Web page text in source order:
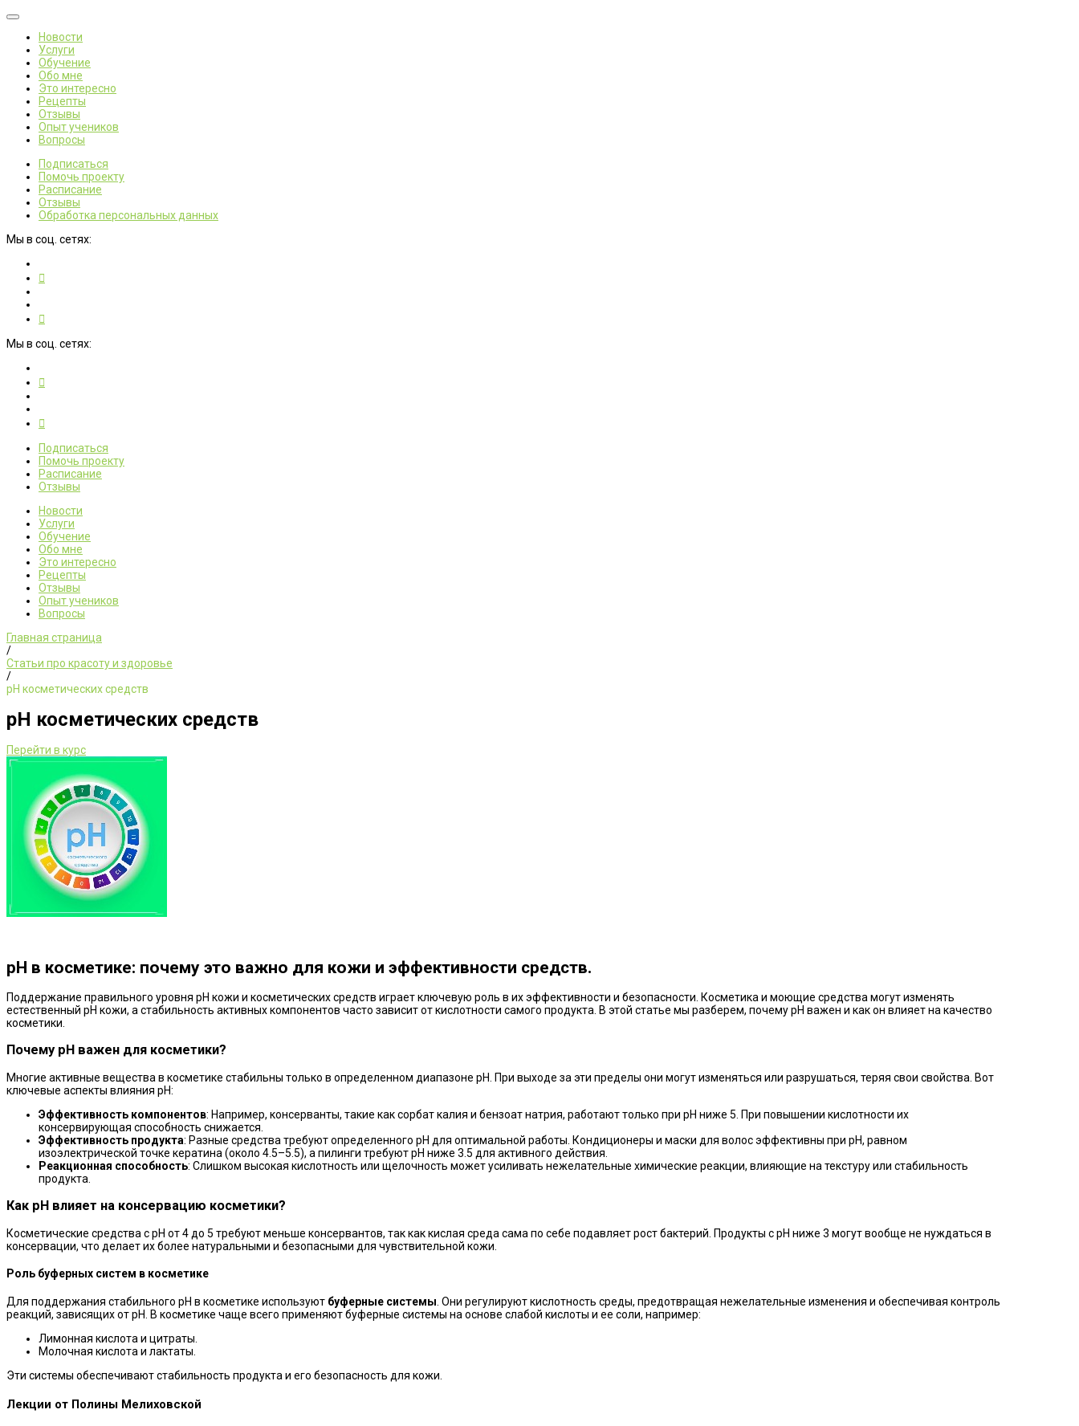
Новости
Услуги
Обучение
Обо мне
Это интересно
Рецепты
Отзывы
Опыт учеников
Вопросы
Подписаться
Помочь проекту
Расписание
Отзывы
Обработка персональных данных
Мы в соц. сетях:
Мы в соц. сетях:
Подписаться
Помочь проекту
Расписание
Отзывы
Новости
Услуги
Обучение
Обо мне
Это интересно
Рецепты
Отзывы
Опыт учеников
Вопросы
Главная страница
/
Статьи про красоту и здоровье
/
рН косметических средств
рН косметических средств
Перейти в курс
рН в косметике: почему это важно для кожи и эффективности средств.
Поддержание правильного уровня рН кожи и косметических средств играет ключевую роль в их эффективности и безопасности. Косметика и моющие средства могут изменять
естественный рН кожи, а стабильность активных компонентов часто зависит от кислотности самого продукта. В этой статье мы разберем, почему рН важен и как он влияет на качество
косметики.
Почему рН важен для косметики?
Многие активные вещества в косметике стабильны только в определенном диапазоне рН. При выходе за эти пределы они могут изменяться или разрушаться, теряя свои свойства. Вот
ключевые аспекты влияния рН:
Эффективность компонентов: Например, консерванты, такие как сорбат калия и бензоат натрия, работают только при рН ниже 5. При повышении кислотности их
консервирующая способность снижается.
Эффективность продукта: Разные средства требуют определенного рН для оптимальной работы. Кондиционеры и маски для волос эффективны при рН, равном
изоэлектрической точке кератина (около 4.5–5.5), а пилинги требуют рН ниже 3.5 для активного действия.
Реакционная способность: Слишком высокая кислотность или щелочность может усиливать нежелательные химические реакции, влияющие на текстуру или стабильность
продукта.
Как рН влияет на консервацию косметики?
Косметические средства с рН от 4 до 5 требуют меньше консервантов, так как кислая среда сама по себе подавляет рост бактерий. Продукты с рН ниже 3 могут вообще не нуждаться в
консервации, что делает их более натуральными и безопасными для чувствительной кожи.
Роль буферных систем в косметике
Для поддержания стабильного рН в косметике используют буферные системы . Они регулируют кислотность среды, предотвращая нежелательные изменения и обеспечивая контроль
реакций, зависящих от рН. В косметике чаще всего применяют буферные системы на основе слабой кислоты и ее соли, например:
Лимонная кислота и цитраты.
Молочная кислота и лактаты.
Эти системы обеспечивают стабильность продукта и его безопасность для кожи.
Лекции от Полины Мелиховской